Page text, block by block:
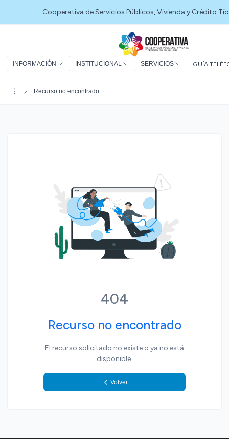
Cooperativa de Servicios Públicos, Vivienda y Crédito
INFORMACIÓN INSTITUCIONAL SERVICIOS GUÍA
Recurso no encontrado
404
Recurso no encontrado
El recurso solicitado no existe o ya no está
disponible.
Volver